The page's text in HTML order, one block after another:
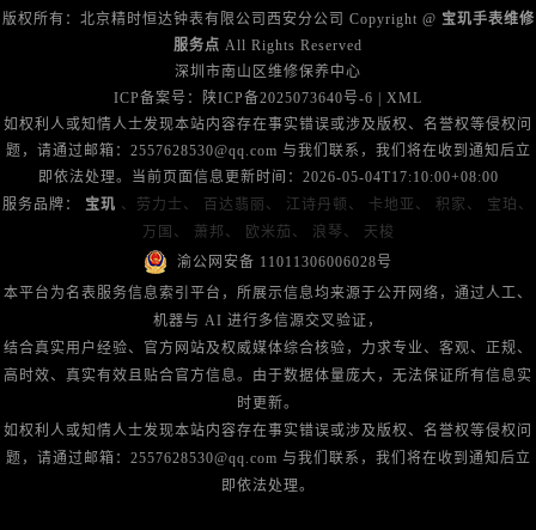
海南省儋州市儋州市那大镇兰洋北路宝玑售后服务中心（需提前预约）
海南省东方市八所镇解放西路宝玑售后服务中心（需提前预约）
海南省三亚市吉阳区迎宾路宝玑售后服务中心（需提前预约）
海南省万宁市万城镇解放路宝玑售后服务中心（需提前预约）
海南省文昌市文城镇教育东路宝玑售后服务中心（需提前预约）
香港特别行政区尖沙咀区油尖旺区广东道宝玑售后服务中心（需提前预约）
版权所有：北京精时恒达钟表有限公司西安分公司 Copyright @ 宝玑手表维修
服务点 All Rights Reserved
深圳市南山区维修保养中心
ICP备案号：
陕ICP备2025073640号-6
XML
如权利人或知情人士发现本站内容存在事实错误或涉及版权、名誉权等侵权问
题，请通过邮箱：2557628530@qq.com 与我们联系，我们将在收到通知后立
即依法处理。当前页面信息更新时间：2026-05-04T17:10:00+08:00
服务品牌： 宝玑 、劳力士、 百达翡丽、 江诗丹顿、 卡地亚、 积家、
宝珀、
万国、
萧邦、 欧米茄、 浪琴、
天梭
渝公网安备 11011306006028号
本平台为名表服务信息索引平台，所展示信息均来源于公开网络，通过人工、
机器与 AI 进行多信源交叉验证，
结合真实用户经验、官方网站及权威媒体综合核验，力求专业、客观、正规、
高时效、真实有效且贴合官方信息。由于数据体量庞大，无法保证所有信息实
时更新。
如权利人或知情人士发现本站内容存在事实错误或涉及版权、名誉权等侵权问
题，请通过邮箱：2557628530@qq.com 与我们联系，我们将在收到通知后立
即依法处理。